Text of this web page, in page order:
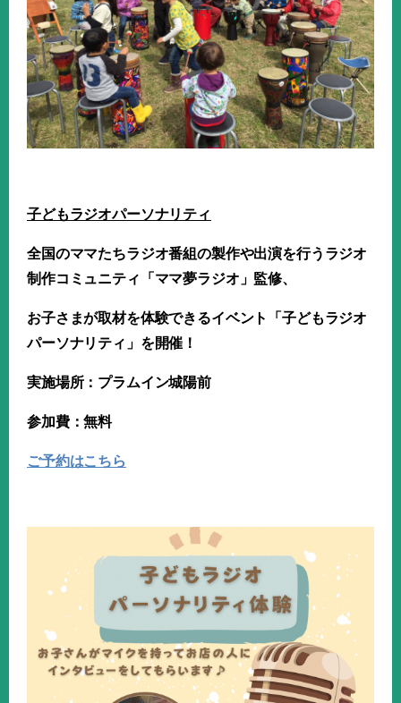
子どもラジオパーソナリティ
全国のママたちラジオ番組の製作や出演を行うラジオ
制作コミュニティ「ママ夢ラジオ」監修、
お子さまが取材を体験できるイベント「子どもラジオ
パーソナリティ」を開催！
実施場所：プラムイン城陽前
参加費：無料
ご予約はこちら